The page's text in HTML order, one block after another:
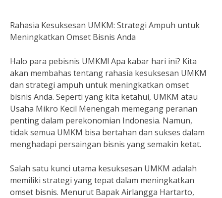
Rahasia Kesuksesan UMKM: Strategi Ampuh untuk
Meningkatkan Omset Bisnis Anda
Halo para pebisnis UMKM! Apa kabar hari ini? Kita
akan membahas tentang rahasia kesuksesan UMKM
dan strategi ampuh untuk meningkatkan omset
bisnis Anda. Seperti yang kita ketahui, UMKM atau
Usaha Mikro Kecil Menengah memegang peranan
penting dalam perekonomian Indonesia. Namun,
tidak semua UMKM bisa bertahan dan sukses dalam
menghadapi persaingan bisnis yang semakin ketat.
Salah satu kunci utama kesuksesan UMKM adalah
memiliki strategi yang tepat dalam meningkatkan
omset bisnis. Menurut Bapak Airlangga Hartarto,